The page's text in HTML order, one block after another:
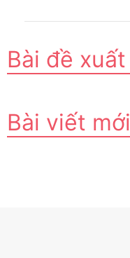
Bài đề xuất
Bài viết mới